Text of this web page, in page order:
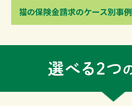
猫の保険金請求のケース別事例